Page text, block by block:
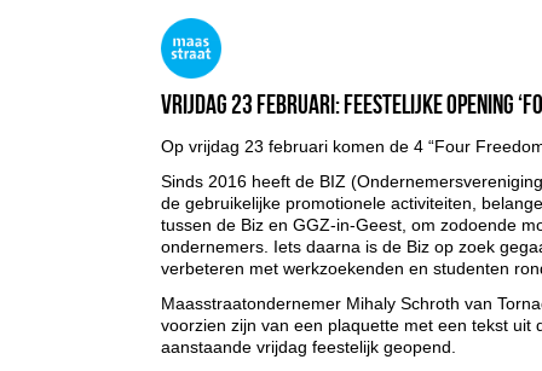
Vrijdag 23 februari: Feestelijke opening
Op vrijdag 23 februari komen de 4 “Four
Sinds 2016 heeft de BIZ
de gebruikelijke promotionele activiteiten,
tussen de Biz en GGZ-in-Geest, om zodoende
ondernemers. Iets daarna is de Biz op zoek
verbeteren met werkzoekenden en studenten
Maasstraatondernemer Mihaly Schroth van
voorzien zijn van een plaquette met een tekst uit
aanstaande vrijdag feestelijk geopend.